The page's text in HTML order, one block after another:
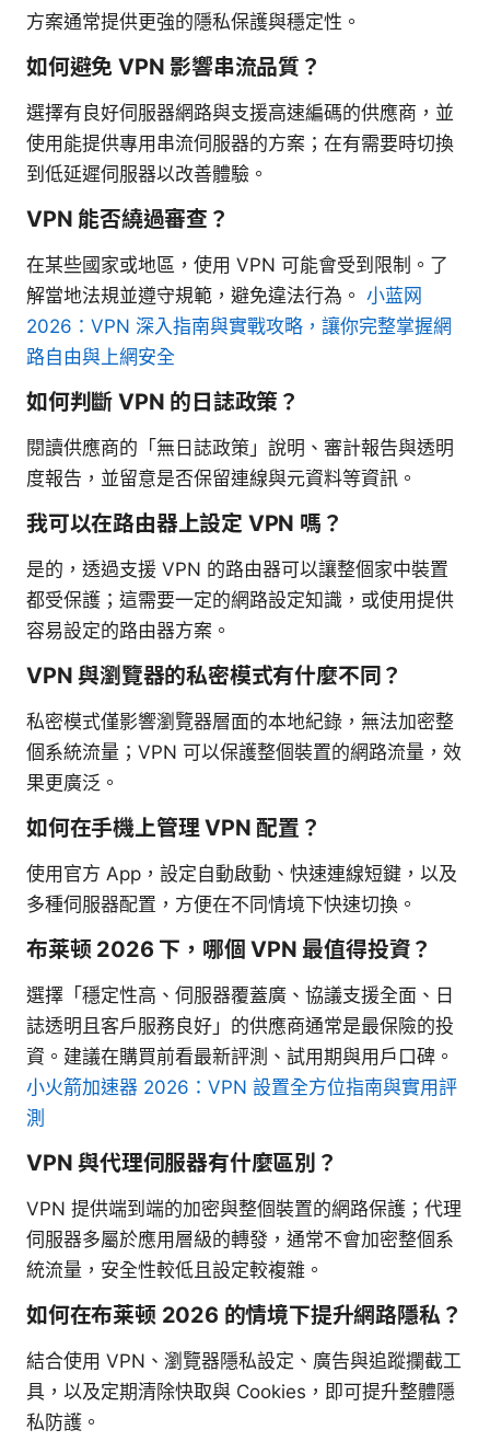
方案通常提供更強的隱私保護與穩定性。
如何避免 VPN 影響串流品質？
選擇有良好伺服器網路與支援高速編碼的供應商，並
使用能提供專用串流伺服器的方案；在有需要時切換
到低延遲伺服器以改善體驗。
VPN 能否繞過審查？
在某些國家或地區，使用 VPN 可能會受到限制。了
解當地法規並遵守規範，避免違法行為。 小蓝网
2026：VPN 深入指南與實戰攻略，讓你完整掌握網
路自由與上網安全
如何判斷 VPN 的日誌政策？
閱讀供應商的「無日誌政策」說明、審計報告與透明
度報告，並留意是否保留連線與元資料等資訊。
我可以在路由器上設定 VPN 嗎？
是的，透過支援 VPN 的路由器可以讓整個家中裝置
都受保護；這需要一定的網路設定知識，或使用提供
容易設定的路由器方案。
VPN 與瀏覽器的私密模式有什麼不同？
私密模式僅影響瀏覽器層面的本地紀錄，無法加密整
個系統流量；VPN 可以保護整個裝置的網路流量，效
果更廣泛。
如何在手機上管理 VPN 配置？
使用官方 App，設定自動啟動、快速連線短鍵，以及
多種伺服器配置，方便在不同情境下快速切換。
布莱顿 2026 下，哪個 VPN 最值得投資？
選擇「穩定性高、伺服器覆蓋廣、協議支援全面、日
誌透明且客戶服務良好」的供應商通常是最保險的投
資。建議在購買前看最新評測、試用期與用戶口碑。
小火箭加速器 2026：VPN 設置全方位指南與實用評
測
VPN 與代理伺服器有什麼區別？
VPN 提供端到端的加密與整個裝置的網路保護；代理
伺服器多屬於應用層級的轉發，通常不會加密整個系
統流量，安全性較低且設定較複雜。
如何在布莱顿 2026 的情境下提升網路隱私？
結合使用 VPN、瀏覽器隱私設定、廣告與追蹤攔截工
具，以及定期清除快取與 Cookies，即可提升整體隱
私防護。